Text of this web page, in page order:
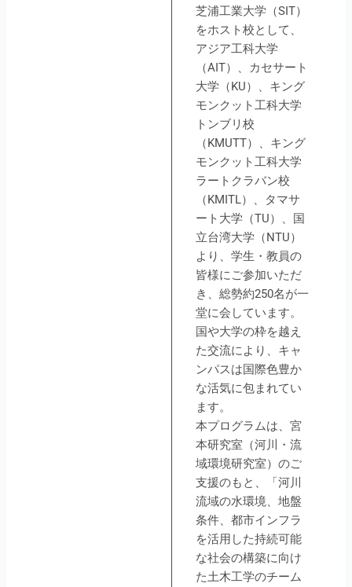
芝浦工業大学（SIT）
をホスト校として、
アジア工科大学
（AIT）、カセサート
大学（KU）、キング
モンクット工科大学
トンブリ校
（KMUTT）、キング
モンクット工科大学
ラートクラバン校
（KMITL）、タマサ
ート大学（TU）、国
立台湾大学（NTU）
より、学生・教員の
皆様にご参加いただ
き、総勢約250名が一
堂に会しています。
国や大学の枠を越え
た交流により、キャ
ンパスは国際色豊か
な活気に包まれてい
ます。
本プログラムは、宮
本研究室（河川・流
域環境研究室）のご
支援のもと、「河川
流域の水環境、地盤
条件、都市インフラ
を活用した持続可能
な社会の構築に向け
た土木工学のチーム